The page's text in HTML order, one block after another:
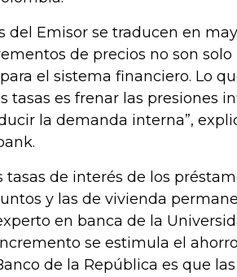
del Emisor se traducen en
de precios no son solo
el sistema financiero. Lo
tasas es frenar las presiones
la demanda interna”,
de interés de los
y las de vivienda
en banca de la
se estimula el
de la República es que